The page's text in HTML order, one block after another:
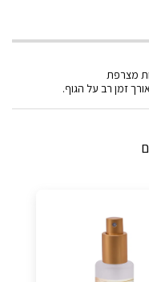
מצרפת